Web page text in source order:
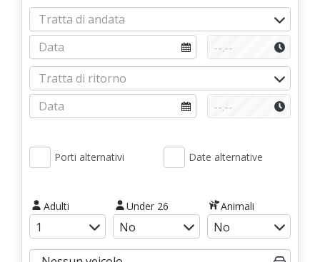
Porti alternativi Date alternative
Adulti Under 26 Animali